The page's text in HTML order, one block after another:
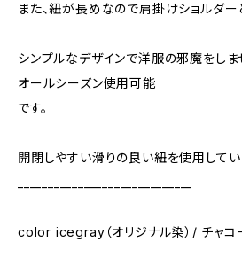
また、紐が長めなので肩掛けショルダー
シンプルなデザインで洋服の邪魔をしま
オールシーズン使用可能
です。
開閉しやすい滑りの良い紐を使用してい
color icegray（オリジナル染）/ チャコ